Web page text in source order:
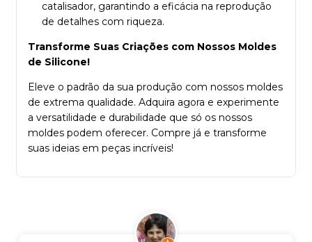
catalisador, garantindo a eficácia na reprodução
de detalhes com riqueza.
Transforme Suas Criações com Nossos Moldes
de Silicone!
Eleve o padrão da sua produção com nossos moldes
de extrema qualidade. Adquira agora e experimente
a versatilidade e durabilidade que só os nossos
moldes podem oferecer. Compre já e transforme
suas ideias em peças incríveis!